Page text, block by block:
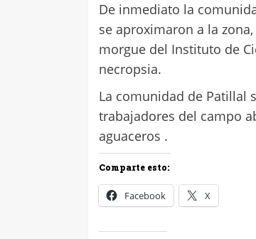
De inmediato la
se aproximaron a la
morgue del Instituto de
necropsia.
La comunidad de Patillal
trabajadores del campo
aguaceros .
Comparte esto:
Facebook X